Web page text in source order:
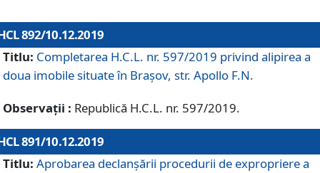
892/10.12.2019
Titlu: Completarea H.C.L. nr. 597/2019 privind alipirea a
doua imobile situate în Brașov, str. Apollo F.N.
Observații : Republică H.C.L. nr. 597/2019.
891/10.12.2019
Titlu: Aprobarea declanșării procedurii de expropriere a